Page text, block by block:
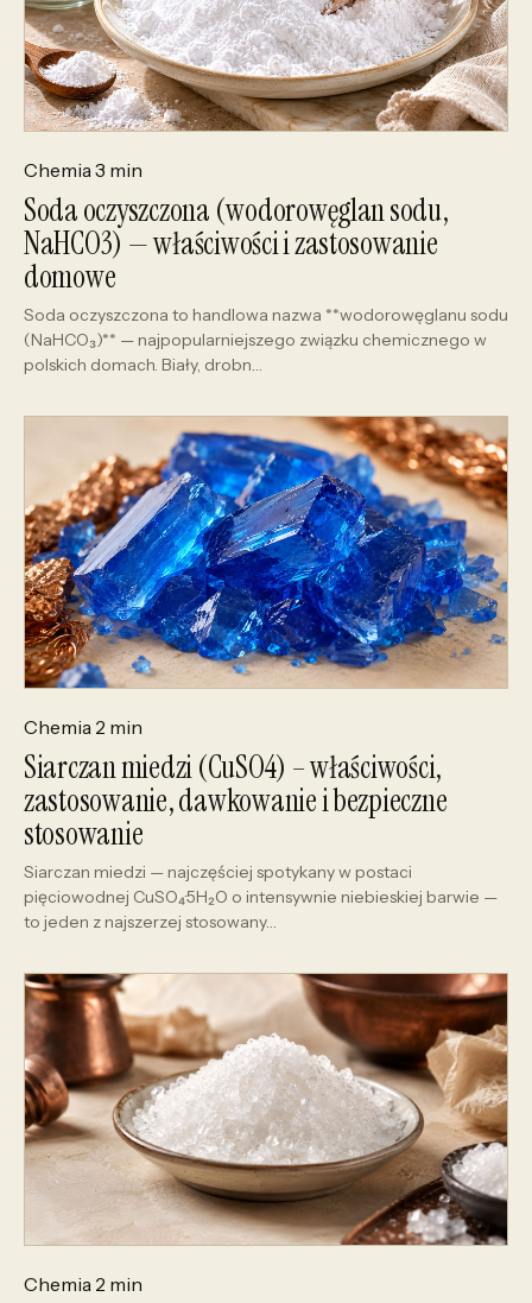
Chemia 3 min
Soda oczyszczona (wodorowęglan sodu,
NaHCO3) — właściwości i zastosowanie
domowe
Soda oczyszczona to handlowa nazwa **wodorowęglanu sodu
(NaHCO₃)** — najpopularniejszego związku chemicznego w
polskich domach. Biały, drobn…
Chemia 2 min
Siarczan miedzi (CuSO4) – właściwości,
zastosowanie, dawkowanie i bezpieczne
stosowanie
Siarczan miedzi — najczęściej spotykany w postaci
pięciowodnej CuSO₄·5H₂O o intensywnie niebieskiej barwie —
to jeden z najszerzej stosowany…
Chemia 2 min